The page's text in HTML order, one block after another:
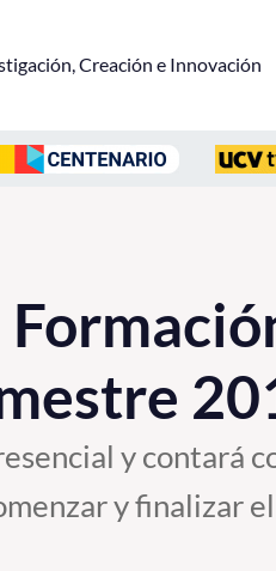
Creación e Innovación
y contará
y finalizar